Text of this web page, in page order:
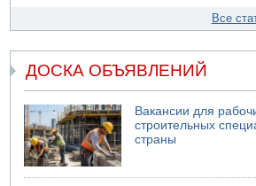
Все
ДОСКА ОБЪЯВЛЕНИЙ
Вакансии для
строительных
страны